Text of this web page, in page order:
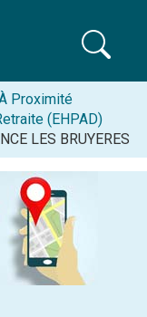
Proximité
(EHPAD)
LES BRUYERES